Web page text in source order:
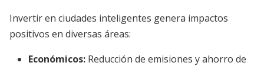
Invertir en ciudades inteligentes genera impactos
positivos en diversas áreas:
Económicos: Reducción de emisiones y ahorro de